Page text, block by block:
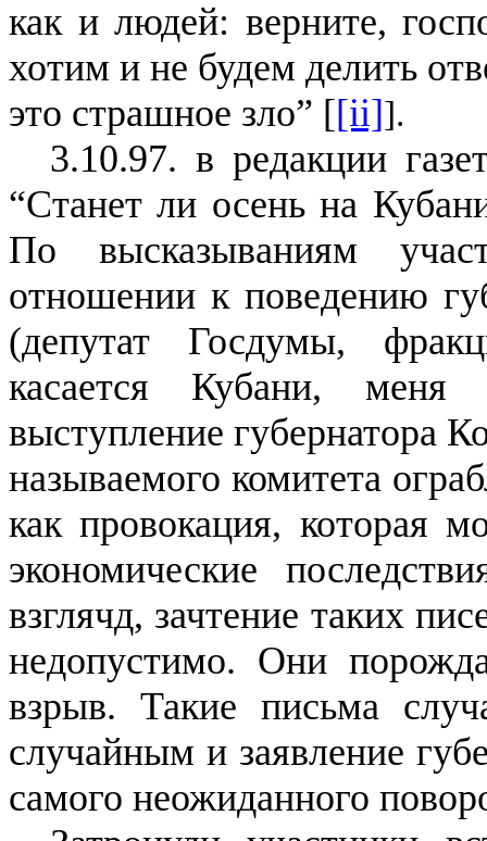
как и людей: верните,
хотим и не будем делить
это страшное зло” [[ii]].
3.10.97. в редакции
“Станет ли осень на
По высказываниям
отношении к поведению
(депутат Госдумы,
касается Кубани, меня
выступление губернатора
называемого комитета
как провокация, которая
экономические
взглячд, зачтение таких
недопустимо. Они
взрыв. Такие письма
случайным и заявление
самого неожиданного